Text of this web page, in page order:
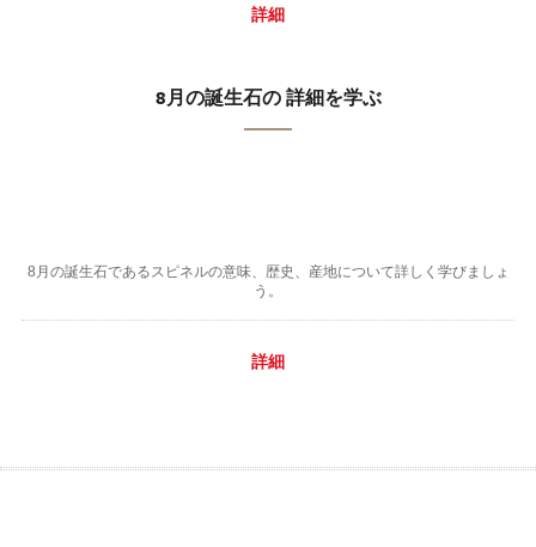
詳細
8月の誕生石の 詳細を学ぶ
8月の誕生石であるスピネルの意味、歴史、産地について詳しく学びましょ
う。
詳細